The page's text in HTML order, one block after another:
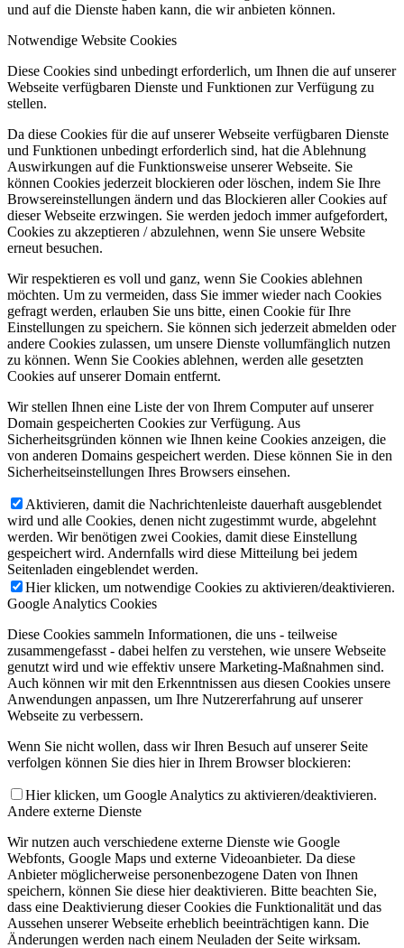
und auf die Dienste haben kann, die wir anbieten können.
Notwendige Website Cookies
Diese Cookies sind unbedingt erforderlich, um Ihnen die auf unserer
Webseite verfügbaren Dienste und Funktionen zur Verfügung zu
stellen.
Da diese Cookies für die auf unserer Webseite verfügbaren Dienste
und Funktionen unbedingt erforderlich sind, hat die Ablehnung
Auswirkungen auf die Funktionsweise unserer Webseite. Sie
können Cookies jederzeit blockieren oder löschen, indem Sie Ihre
Browsereinstellungen ändern und das Blockieren aller Cookies auf
dieser Webseite erzwingen. Sie werden jedoch immer aufgefordert,
Cookies zu akzeptieren / abzulehnen, wenn Sie unsere Website
erneut besuchen.
Wir respektieren es voll und ganz, wenn Sie Cookies ablehnen
möchten. Um zu vermeiden, dass Sie immer wieder nach Cookies
gefragt werden, erlauben Sie uns bitte, einen Cookie für Ihre
Einstellungen zu speichern. Sie können sich jederzeit abmelden oder
andere Cookies zulassen, um unsere Dienste vollumfänglich nutzen
zu können. Wenn Sie Cookies ablehnen, werden alle gesetzten
Cookies auf unserer Domain entfernt.
Wir stellen Ihnen eine Liste der von Ihrem Computer auf unserer
Domain gespeicherten Cookies zur Verfügung. Aus
Sicherheitsgründen können wie Ihnen keine Cookies anzeigen, die
von anderen Domains gespeichert werden. Diese können Sie in den
Sicherheitseinstellungen Ihres Browsers einsehen.
Aktivieren, damit die Nachrichtenleiste dauerhaft ausgeblendet
wird und alle Cookies, denen nicht zugestimmt wurde, abgelehnt
werden. Wir benötigen zwei Cookies, damit diese Einstellung
gespeichert wird. Andernfalls wird diese Mitteilung bei jedem
Seitenladen eingeblendet werden.
Hier klicken, um notwendige Cookies zu aktivieren/deaktivieren.
Google Analytics Cookies
Diese Cookies sammeln Informationen, die uns - teilweise
zusammengefasst - dabei helfen zu verstehen, wie unsere Webseite
genutzt wird und wie effektiv unsere Marketing-Maßnahmen sind.
Auch können wir mit den Erkenntnissen aus diesen Cookies unsere
Anwendungen anpassen, um Ihre Nutzererfahrung auf unserer
Webseite zu verbessern.
Wenn Sie nicht wollen, dass wir Ihren Besuch auf unserer Seite
verfolgen können Sie dies hier in Ihrem Browser blockieren:
Hier klicken, um Google Analytics zu aktivieren/deaktivieren.
Andere externe Dienste
Wir nutzen auch verschiedene externe Dienste wie Google
Webfonts, Google Maps und externe Videoanbieter. Da diese
Anbieter möglicherweise personenbezogene Daten von Ihnen
speichern, können Sie diese hier deaktivieren. Bitte beachten Sie,
dass eine Deaktivierung dieser Cookies die Funktionalität und das
Aussehen unserer Webseite erheblich beeinträchtigen kann. Die
Änderungen werden nach einem Neuladen der Seite wirksam.